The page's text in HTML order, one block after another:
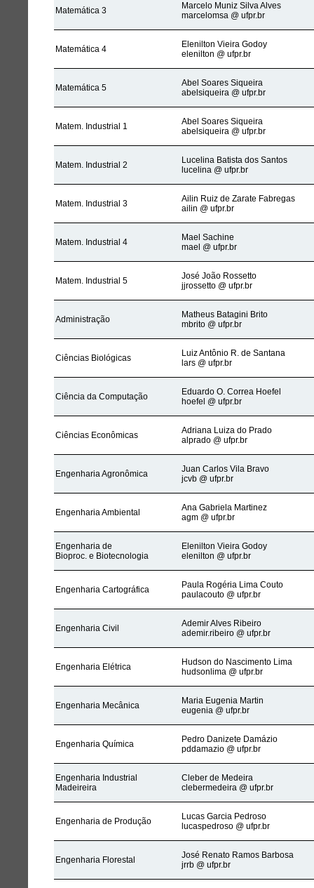
Matemática 3
Marcelo Muniz Silva Alves
marcelomsa @ ufpr.br
Matemática 4
Elenilton Vieira Godoy
elenilton @ ufpr.br
Matemática 5
Abel Soares Siqueira
abelsiqueira @ ufpr.br
Matem. Industrial 1
Abel Soares Siqueira
abelsiqueira @ ufpr.br
Matem. Industrial 2
Lucelina Batista dos Santos
lucelina @ ufpr.br
Matem. Industrial 3
Ailin Ruiz de Zarate Fabregas
ailin @ ufpr.br
Matem. Industrial 4
Mael Sachine
mael @ ufpr.br
Matem. Industrial 5
José João Rossetto
jjrossetto @ ufpr.br
Administração
Matheus Batagini Brito
mbrito @ ufpr.br
Ciências Biológicas
Luiz Antônio R. de Santana
lars @ ufpr.br
Ciência da Computação
Eduardo O. Correa Hoefel
hoefel @ ufpr.br
Ciências Econômicas
Adriana Luiza do Prado
alprado @ ufpr.br
Engenharia Agronômica
Juan Carlos Vila Bravo
jcvb @ ufpr.br
Engenharia Ambiental
Ana Gabriela Martinez
agm @ ufpr.br
Engenharia de
Bioproc. e Biotecnologia
Elenilton Vieira Godoy
elenilton @ ufpr.br
Engenharia Cartográfica
Paula Rogéria Lima Couto
paulacouto @ ufpr.br
Engenharia Civil
Ademir Alves Ribeiro
ademir.ribeiro @ ufpr.br
Engenharia Elétrica
Hudson do Nascimento Lima
hudsonlima @ ufpr.br
Engenharia Mecânica
Maria Eugenia Martin
eugenia @ ufpr.br
Engenharia Química
Pedro Danizete Damázio
pddamazio @ ufpr.br
Engenharia Industrial
Madeireira
Cleber de Medeira
clebermedeira @ ufpr.br
Engenharia de Produção
Lucas Garcia Pedroso
lucaspedroso @ ufpr.br
Engenharia Florestal
José Renato Ramos Barbosa
jrrb @ ufpr.br